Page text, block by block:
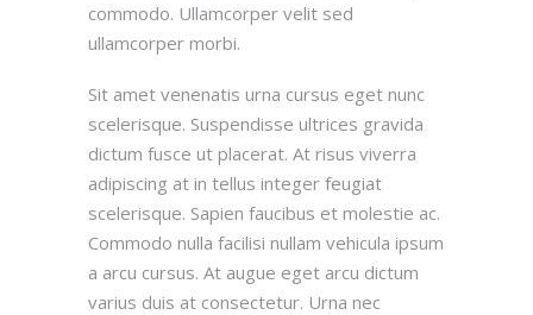
commodo. Ullamcorper velit sed
ullamcorper morbi.
Sit amet venenatis urna cursus eget nunc
scelerisque. Suspendisse ultrices gravida
dictum fusce ut placerat. At risus viverra
adipiscing at in tellus integer feugiat
scelerisque. Sapien faucibus et molestie ac.
Commodo nulla facilisi nullam vehicula ipsum
a arcu cursus. At augue eget arcu dictum
varius duis at consectetur. Urna nec